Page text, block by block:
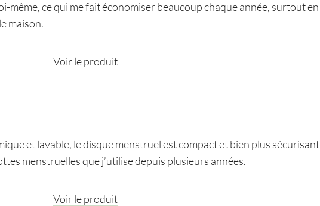
même, ce qui me fait économiser beaucoup chaque année, surtout en
maison.
Voir le produit
et lavable, le disque menstruel est compact et bien plus sécurisant
menstruelles que j’utilise depuis plusieurs années.
Voir le produit